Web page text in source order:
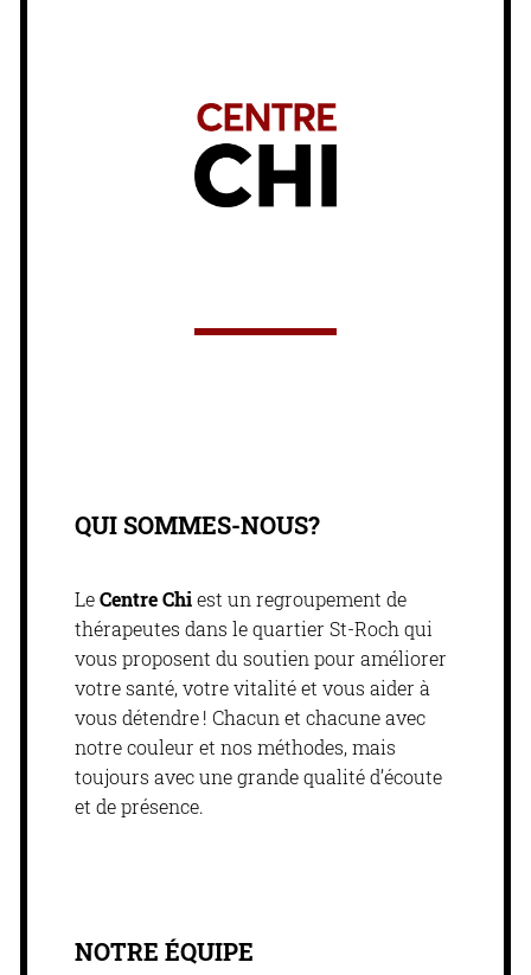
QUI SOMMES-NOUS?
LeCentre Chiest un regroupement de
thérapeutes dans le quartier St-Roch qui
vous proposent du soutien pour améliorer
votre santé, votre vitalité et vous aider à
vous détendre ! Chacun et chacune avec
notre couleur et nos méthodes, mais
toujours avec une grande qualité d’écoute
et de présence.
NOTRE ÉQUIPE